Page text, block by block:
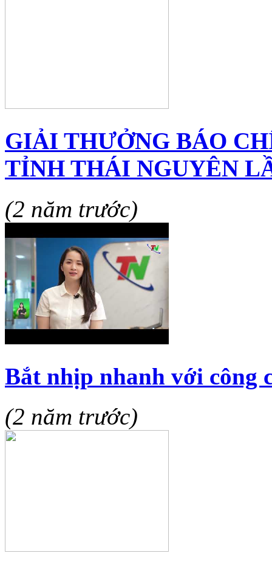
GIẢI THƯỞNG BÁO
TỈNH THÁI NGUYÊN
(2 năm trước)
Bắt nhịp nhanh với công
(2 năm trước)